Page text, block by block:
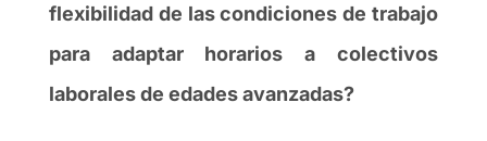
flexibilidad de las condiciones de trabajo
para adaptar horarios a colectivos
laborales de edades avanzadas?